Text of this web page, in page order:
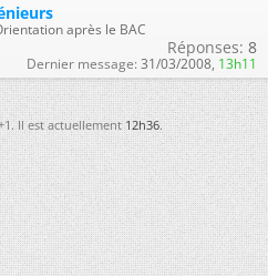
après le BAC
Réponses: 8
Dernier message: 31/03/2008, 13h11
Il est actuellement12h36.